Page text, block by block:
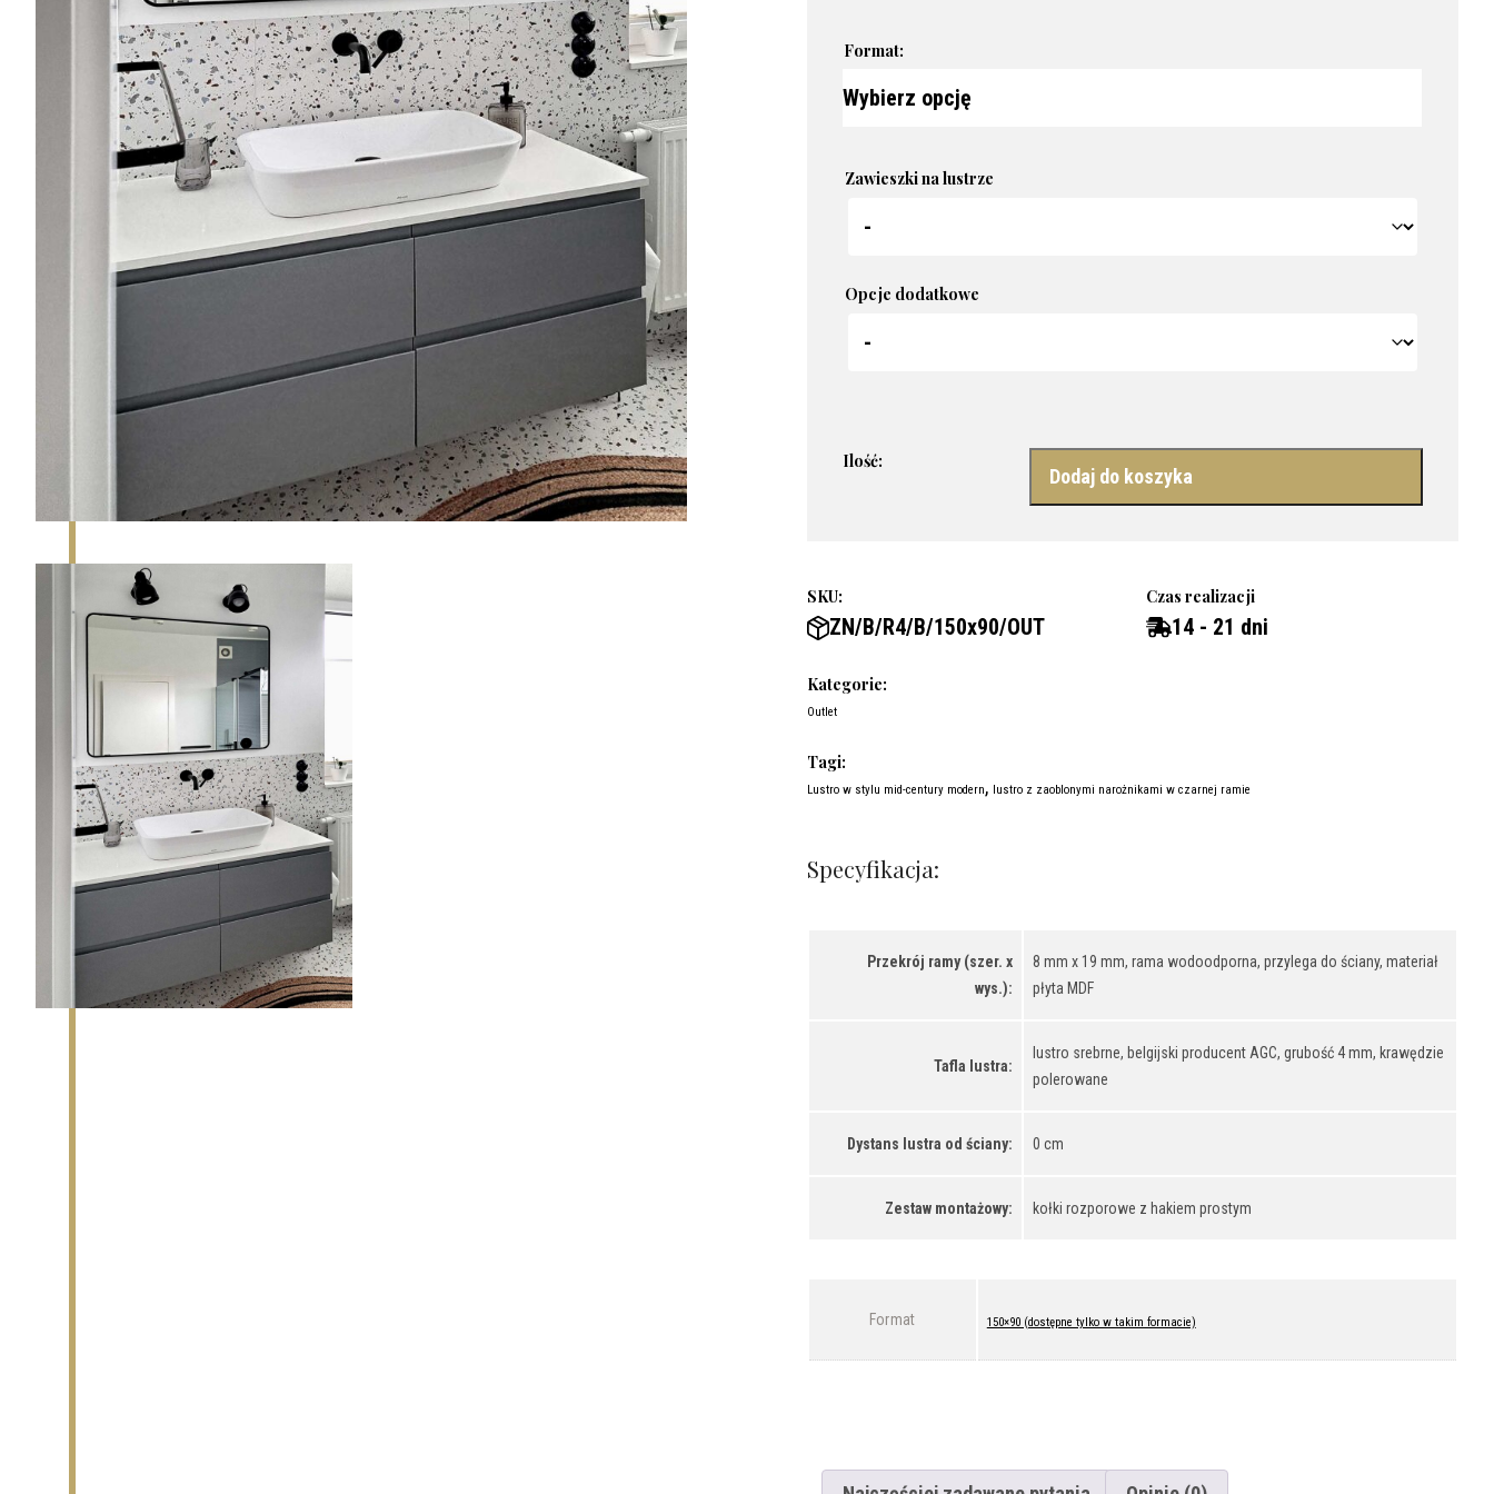
Format:
Zawieszki na lustrze
Opcje dodatkowe
Dodaj do koszyka
SKU:
ZN/B/R4/B/150x90/OUT
Czas realizacji
14 - 21 dni
Kategorie:
Outlet
Tagi:
Lustro w stylu mid-century modern, lustro z zaoblonymi narożnikami w czarnej ramie
Specyfikacja:
Przekrój ramy (szer. x
wys.):
8 mm x 19 mm, rama wodoodporna, przylega do ściany, materiał
płyta MDF
Tafla lustra:
lustro srebrne, belgijski producent AGC, grubość 4 mm, krawędzie
polerowane
Dystans lustra od ściany: 0 cm
Zestaw montażowy: kołki rozporowe z hakiem prostym
Format 150×90 (dostępne tylko w takim formacie)